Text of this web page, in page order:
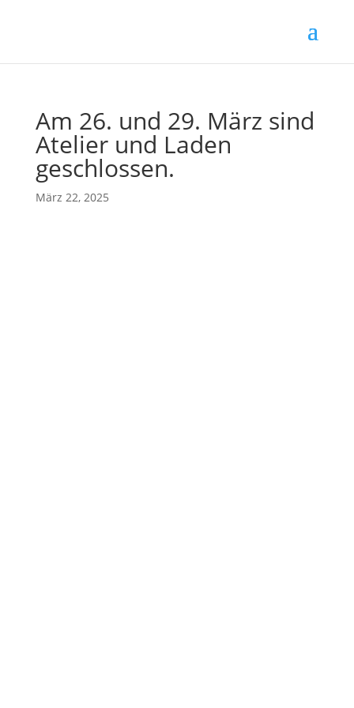
Am 26. und 29. März sind
Atelier und Laden
geschlossen.
März 22, 2025